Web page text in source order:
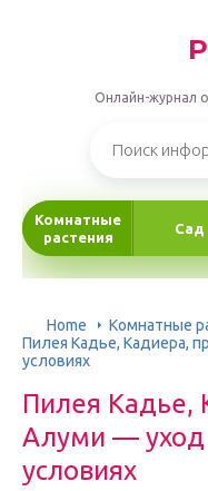
Онлайн-журнал
Комнатные
растения
Сад
Home
Комнатные
Пилея Кадье, Кадиера,
условиях
Пилея Кадье,
Алуми —
условиях